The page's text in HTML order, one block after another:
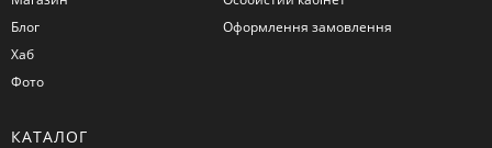
Блог
Хаб
Фото
Оформлення замовлення
КАТАЛОГ